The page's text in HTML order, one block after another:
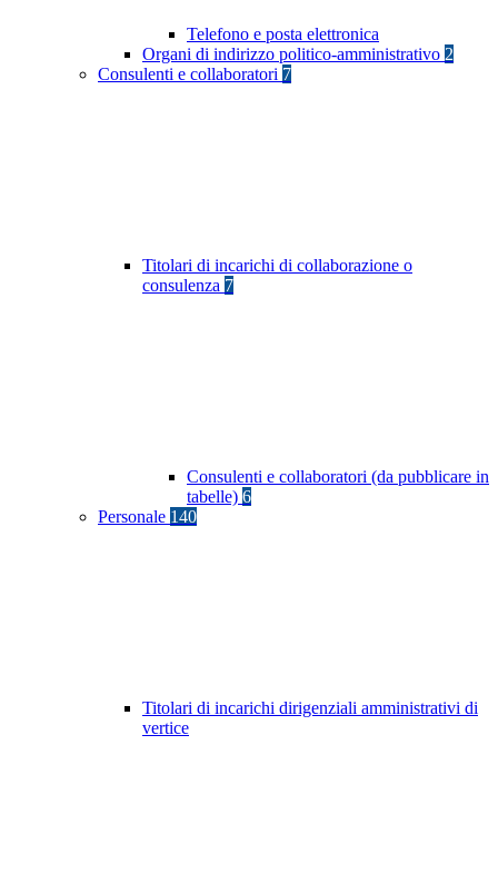
Telefono e posta elettronica
Organi di indirizzo politico-amministrativo 2
Consulenti e collaboratori 7
Titolari di incarichi di collaborazione o
consulenza 7
Consulenti e collaboratori (da pubblicare in
tabelle) 6
Personale 140
Titolari di incarichi dirigenziali amministrativi di
vertice